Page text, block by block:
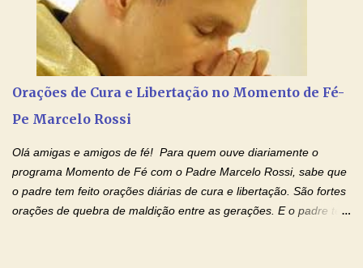
deste mundo. Dai-lhe a felicidade, a luz e a paz. Que ele, tendo
passado pela morte, participe do convívio de Vossos santos na
luz eterna, como prometestes a Abraão e à sua descendência.
Que sua alma nada sofra, e Vos digneis ressuscitá-lo com os
Vossos santos no dia da ressurreição e da recompensa. Pe...
Orações de Cura e Libertação no Momento de Fé-
Pe Marcelo Rossi
Olá amigas e amigos de fé! Para quem ouve diariamente o
programa Momento de Fé com o Padre Marcelo Rossi, sabe que
o padre tem feito orações diárias de cura e libertação. São fortes
orações de quebra de maldição entre as gerações. E o padre tem